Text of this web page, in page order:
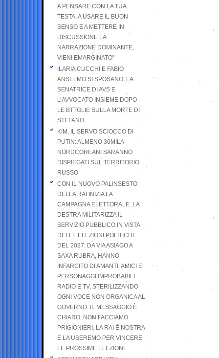
A PENSARE CON LA TUA
TESTA, A USARE IL BUON
SENSO E A METTERE IN
DISCUSSIONE LA
NARRAZIONE DOMINANTE,
VIENI EMARGINATO”
ILARIA CUCCHI E FABIO
ANSELMO SI SPOSANO; LA
SENATRICE DI AVS E
L’AVVOCATO INSIEME DOPO
LE BTTGLIE SULLA MORTE DI
STEFANO
KIM, IL SERVO SCIOCCO DI
PUTIN: ALMENO 30MILA
NORDCOREANI SARANNO
DISPIEGATI SUL TERRITORIO
RUSSO
CON IL NUOVO PALINSESTO
DELLA RAI INIZIA LA
CAMPAGNA ELETTORALE. LA
DESTRA MILITARIZZA IL
SERVIZIO PUBBLICO IN VISTA
DELLE ELEZIONI POLITICHE
DEL 2027: DA VIA ASIAGO A
SAXA RUBRA, HANNO
INFARCITO DI AMANTI, AMICI E
PERSONAGGI IMPROBABILI
RADIO E TV, STERILIZZANDO
OGNI VOCE NON ORGANICA AL
GOVERNO. IL MESSAGGIO È
CHIARO: NON FACCIAMO
PRIGIONIERI. LA RAI È NOSTRA
E LA USEREMO PER VINCERE
LE PROSSIME ELEZIONI